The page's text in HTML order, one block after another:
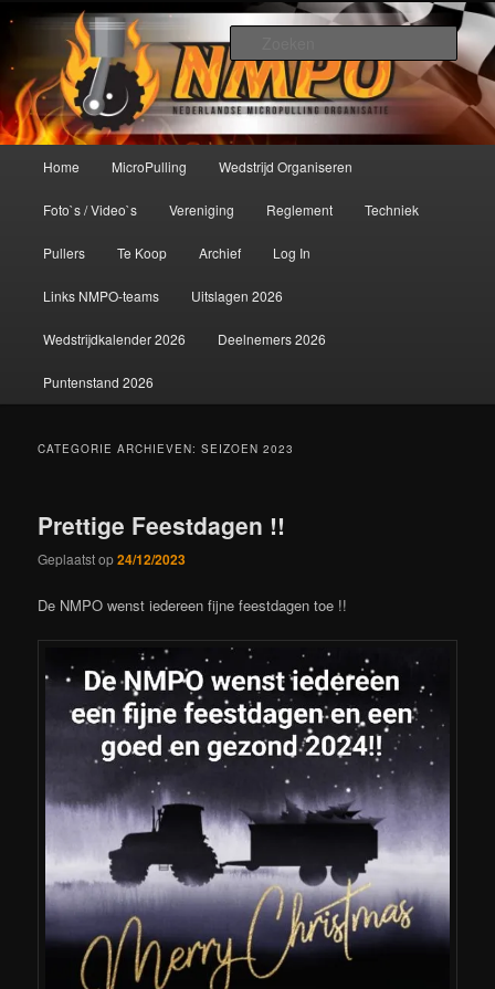
primaire
inhoud
secundaire
inhoudNederlandse MicroPulling
Organisatie
De meest krachtige modelbouwsport ter wereld!
Home MicroPulling Wedstrijd Organiseren
Foto`s / Video`s Vereniging Reglement Techniek
Pullers Te Koop Archief Log In
Links NMPO-teams Uitslagen 2026
Wedstrijdkalender 2026 Deelnemers 2026
Puntenstand 2026
CATEGORIE ARCHIEVEN:SEIZOEN 2023
Prettige Feestdagen !!
Geplaatst op24/12/2023
De NMPO wenst iedereen fijne feestdagen toe !!